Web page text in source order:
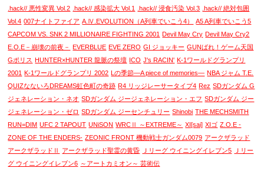
.hack// 悪性変異 Vol.2 .hack// 感染拡大 Vol.1 .hack// 浸食汚染 Vol.3 .hack// 絶対包囲
Vol.4 007ナイトファイア A.Ⅳ.EVOLUTION（A列車でいこう4）
A5 A列車でいこう5
CAPCOM VS. SNK 2 MILLIONAIRE FIGHTING 2001 Devil May Cry Devil May Cry2
E.O.E－崩壊の前夜－
EVERBLUE EVE ZERO GI ジョッキー GUNばれ！ゲーム天国
Gポリス HUNTER×HUNTER 龍脈の祭壇 ICO J's RACIN' K-1ワールドグランプリ
2001 K-1ワールドグランプリ 2002 Lの季節―A piece of memories― NBA ジャム T.E.
QUIZなないろDREAMS虹色町の奇跡 R4 リッジレーサータイプ4 Rez SDガンダム G
ジェネレーション・ネオ SDガンダム ジージェネレーション・エフ SDガンダム ジー
ジェネレーション・ゼロ SDガンダム ジーセンチュリー Shinobi THE MECHSMITH
RUN=DIM UFC 2 TAPOUT UNiSON WRCⅡ ～EXTREME～ XI[sai] XIゴ Z.O.E -
ZONE OF THE ENDERS- ZEONIC FRONT 機動戦士ガンダム0079 アークザラッド
アークザラッドⅡ
アークザラッド聖霊の黄昏 Ｊリーグ ウイニングイレブン5
Ｊリー
グ ウイニングイレブン6 ～アートカミオン～ 芸術伝